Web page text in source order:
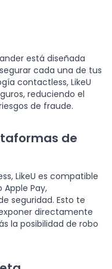
está diseñada
cada una de tus
contactless, LikeU
reduciendo el
de fraude.
de
LikeU es compatible
Pay,
seguridad. Esto te
directamente
la posibilidad de robo